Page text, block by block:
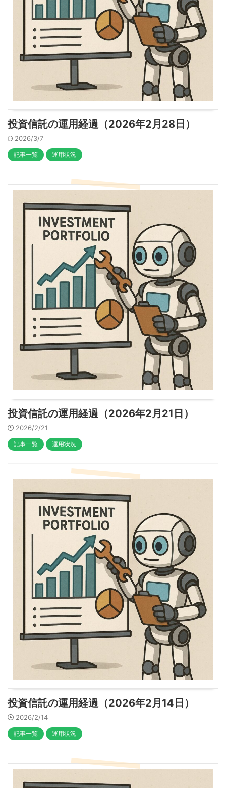
投資信託の運用経過（2026年2月28日）
2026/3/7
記事一覧 運用状況
投資信託の運用経過（2026年2月21日）
2026/2/21
記事一覧 運用状況
投資信託の運用経過（2026年2月14日）
2026/2/14
記事一覧 運用状況